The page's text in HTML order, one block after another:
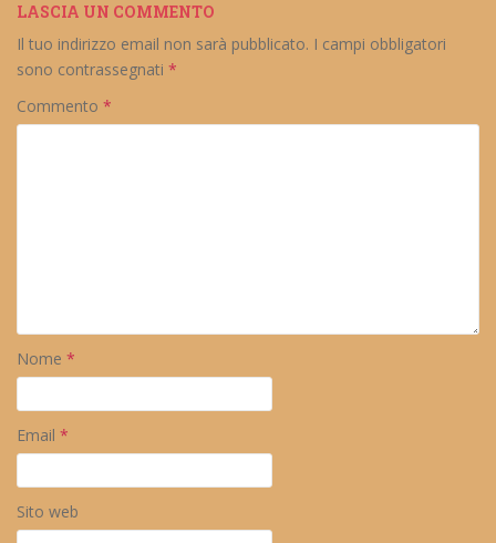
LASCIA UN COMMENTO
Il tuo indirizzo email non sarà pubblicato. I campi obbligatori
sono contrassegnati *
Commento *
Nome *
Email *
Sito web